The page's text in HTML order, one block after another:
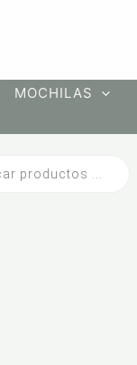
MOCHILAS